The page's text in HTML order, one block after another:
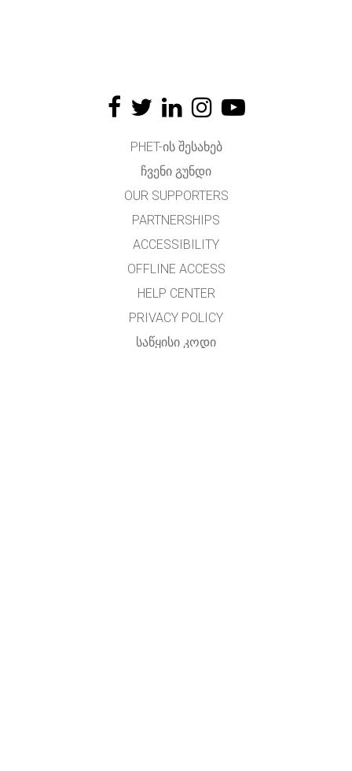
PHET-ᲘᲡ ᲨᲔᲡᲐᲮᲔᲑ
ᲩᲕᲔᲜᲘ ᲒᲣᲜᲓᲘ
OUR SUPPORTERS
PARTNERSHIPS
ACCESSIBILITY
OFFLINE ACCESS
HELP CENTER
PRIVACY POLICY
ᲡᲐᲬᲧᲘᲡᲘ ᲙᲝᲓᲘ